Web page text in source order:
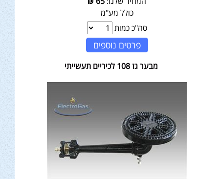
כולל מע"מ
סה"כ כמות
פרטים נוספים
מבער גז 108 לכיריים תעשייתי